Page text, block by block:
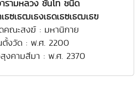
รามหลวง ชั้นโท ชนิด
เธซเธฒเธงเธดเธซเธฒเธฃ
คณะสงฆ์ : มหานิกาย
ตั้งวัด : พ.ศ. 2200
งคามสีมา : พ.ศ. 2370